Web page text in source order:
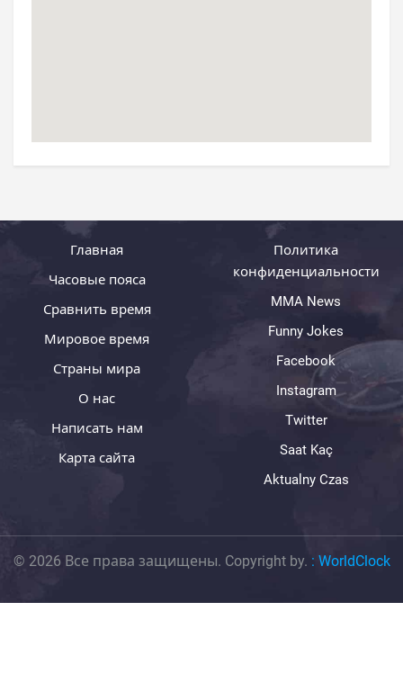
Главная
Часовые пояса
Сравнить время
Мировое время
Страны мира
О нас
Написать нам
Карта сайта
Политика
конфиденциальности
MMA News
Funny Jokes
Facebook
Instagram
Twitter
Saat Kaç
Aktualny Czas
© 2026 Все права защищены. Copyright by. : WorldClock